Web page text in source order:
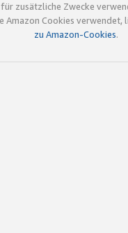
zusätzliche Zwecke
Amazon Cookies verwendet,
zu Amazon-Cookies.